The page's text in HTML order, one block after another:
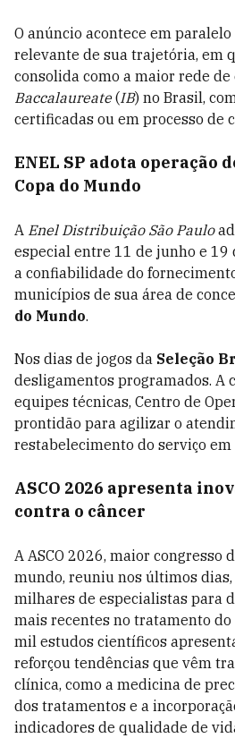
O anúncio acontece em
relevante de sua trajetória, em
consolida como a maior rede de
Baccalaureate(IB) no Brasil,
certificadas ou em processo de
ENEL SP adota operação
Copa do Mundo
A Enel Distribuição São Paulo
especial entre 11 de junho e
a confiabilidade do
municípios de sua área de
do Mundo.
Nos dias de jogos da Seleção
desligamentos programados. A
equipes técnicas, Centro de
prontidão para agilizar o
restabelecimento do serviço
ASCO 2026 apresenta
contra o câncer
A ASCO 2026, maior congresso
mundo, reuniu nos últimos dias,
milhares de especialistas para
mais recentes no tratamento do
mil estudos científicos
reforçou tendências que vêm
clínica, como a medicina de
dos tratamentos e a
indicadores de qualidade de